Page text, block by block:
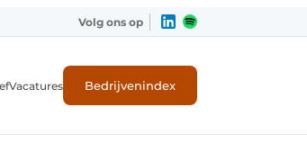
Volg ons op
Vacatures Bedrijvenindex